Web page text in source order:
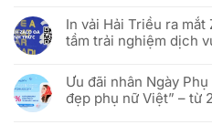
hơn
Mừng
51
năm
nhất
đất
nước
(30/04/1975
Hải
Triều:
Thay
đại
diện
và
bình
luận
ở
Yên)
Báo
Cáo
Thị
In vải Hải Triều ra
tầm trải nghiệm dịch
bình
luận
ở
Ưu đãi nhân Ngày
đẹp phụ nữ Việt” – từ